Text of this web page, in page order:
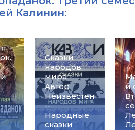
Калинин:
-
Сказки
народов
мира -
Автор
Неизвестен
--
Народные
сказки
й